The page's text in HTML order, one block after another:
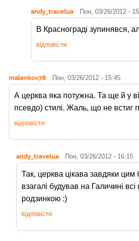
andy_travelua Пон, 03/26/2012 -
В Краснограді зупинявся,
відповісти
malenkov78 Пон, 03/26/2012 - 15:45
А церква яка потужна. Та ще й у
псевдо) стилі. Жаль, що не встиг
відповісти
andy_travelua Пон, 03/26/2012 - 16:15
Так, церква цікава завдяки
взагалі будував на Галичині всі
родзинкою :)
відповісти